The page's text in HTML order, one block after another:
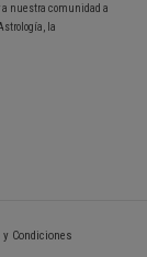
a nuestra comunidad a
la
Condiciones